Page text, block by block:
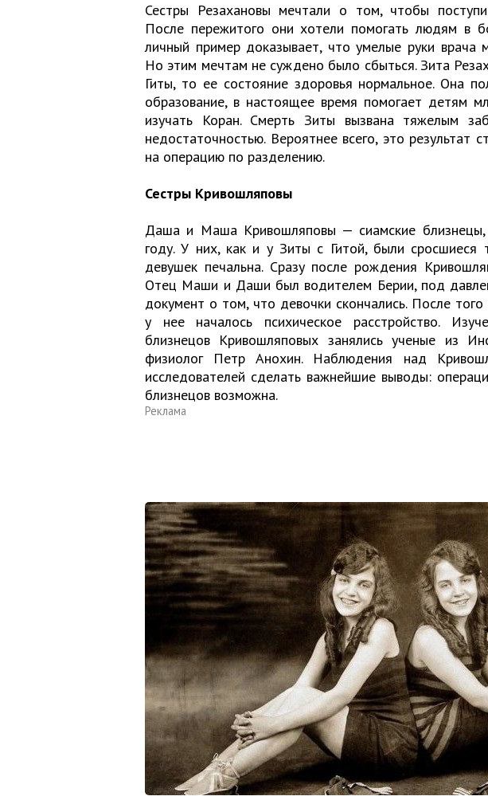
Сестры Резахановы мечтали о том, чтобы
После пережитого они хотели помогать людям в
личный пример доказывает, что умелые руки врача
Но этим мечтам не суждено было сбыться. Зита
Гиты, то ее состояние здоровья нормальное. Она
образование, в настоящее время помогает детям
изучать Коран. Смерть Зиты вызвана тяжелым
недостаточностью. Вероятнее всего, это результат
на операцию по разделению.
Сестры Кривошляповы
Даша и Маша Кривошляповы — сиамские
году. У них, как и у Зиты с Гитой, были сросшиеся
девушек печальна. Сразу после рождения
Отец Маши и Даши был водителем Берии, под
документ о том, что девочки скончались. После
у нее началось психическое расстройство.
близнецов Кривошляповых занялись ученые из
физиолог Петр Анохин. Наблюдения над
исследователей сделать важнейшие выводы:
близнецов возможна.
Реклама